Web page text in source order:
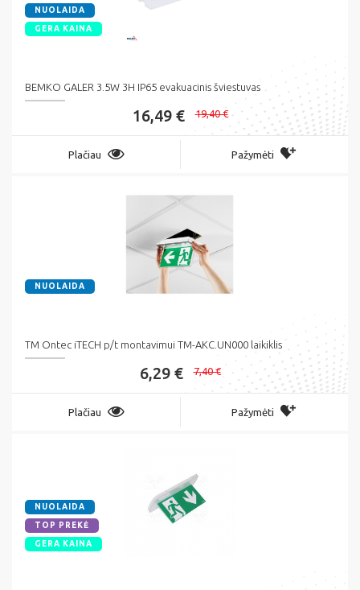
NUOLAIDA
GERA KAINA
BEMKO GALER 3.5W 3H IP65 evakuacinis šviestuvas
16,49 € 19,40 €
Plačiau Pažymėti
NUOLAIDA
TM Ontec iTECH p/t montavimui TM-AKC.UN000 laikiklis
6,29 € 7,40 €
Plačiau Pažymėti
NUOLAIDA
TOP PREKĖ
GERA KAINA